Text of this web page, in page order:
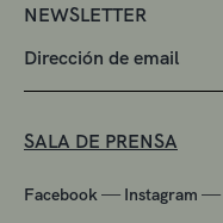
NEWSLETTER
SALA DE PRENSA
Facebook — Instagram —